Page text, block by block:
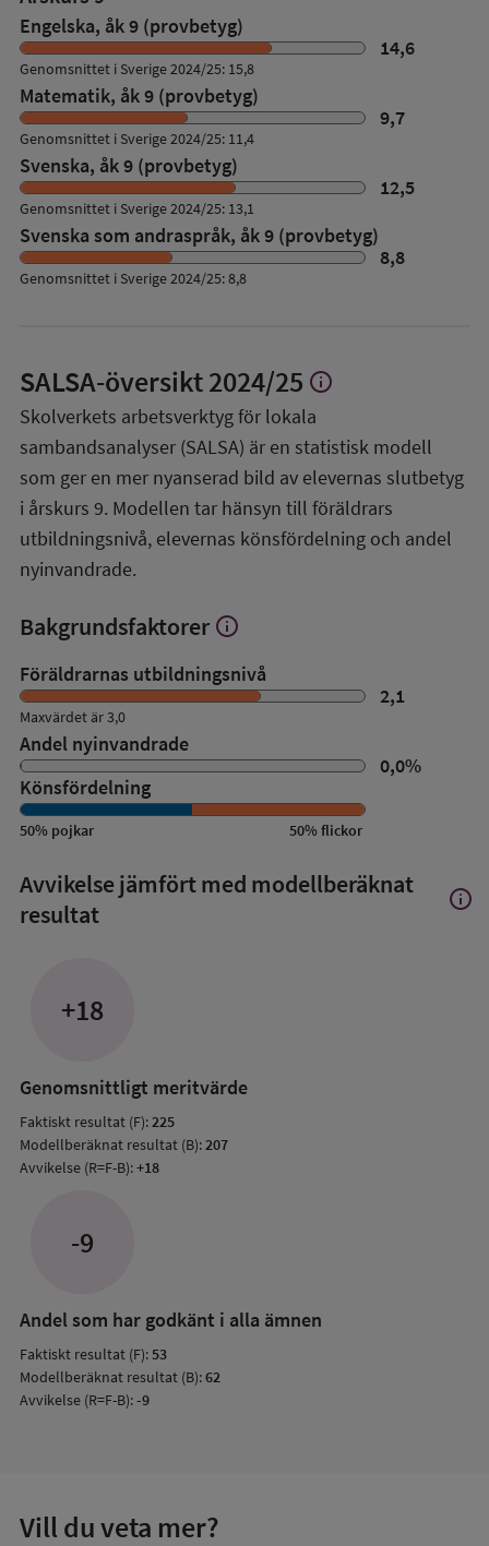
Engelska, åk 9 (provbetyg)
14,6
Genomsnittet i Sverige 2024/25: 15,8
Matematik, åk 9 (provbetyg)
9,7
Genomsnittet i Sverige 2024/25: 11,4
Svenska, åk 9 (provbetyg)
12,5
Genomsnittet i Sverige 2024/25: 13,1
Svenska som andraspråk, åk 9 (provbetyg)
8,8
Genomsnittet i Sverige 2024/25: 8,8
SALSA-översikt2024/25 Visa
om
SALSA-
översikt
info
Skolverkets arbetsverktyg för lokala
sambandsanalyser (SALSA) är en statistisk modell
som ger en mer nyanserad bild av elevernas slutbetyg
i årskurs 9. Modellen tar hänsyn till föräldrars
utbildningsnivå, elevernas könsfördelning och andel
nyinvandrade.
Bakgrundsfaktorer Visa
om
Bakgrundsfaktorer
info
Föräldrarnas utbildningsnivå
2,1
Maxvärdet är 3,0
Andel nyinvandrade
0,0%
Könsfördelning
50% pojkar 50%flickor
Avvikelse jämfört med modellberäknat
resultat
Visa
info
+18
Genomsnittligt meritvärde
Faktiskt resultat (F):225
Modellberäknat resultat (B):207
Avvikelse (R=F-B):+18
-9
Andel som har godkänt i alla ämnen
Faktiskt resultat (F):53
Modellberäknat resultat (B):62
Avvikelse (R=F-B):-9
Vill du veta mer?